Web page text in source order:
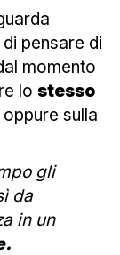
di pensare di
momento
lo stesso
sulla
gli
da
in un